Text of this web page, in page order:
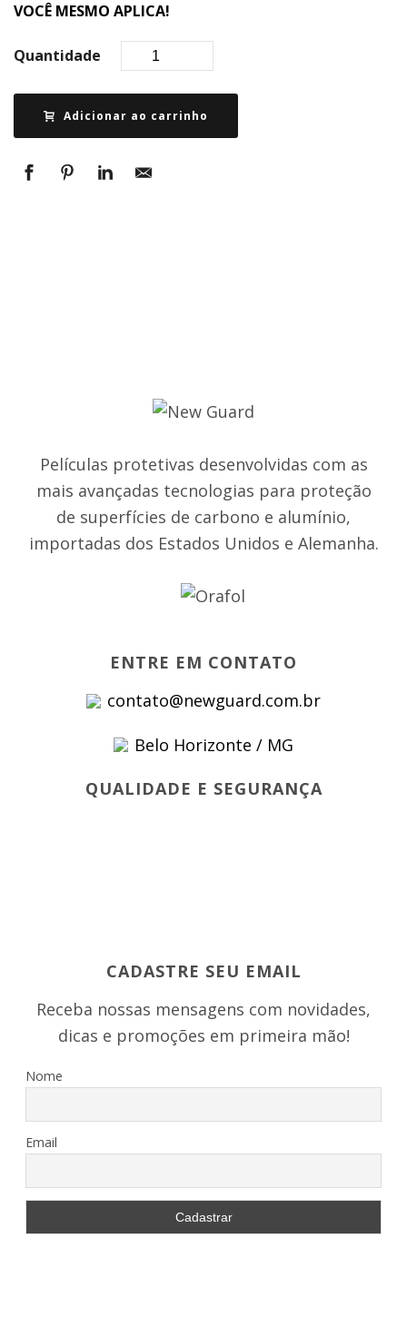
VOCÊ MESMO APLICA!
Quantidade
Adicionar ao carrinho
Películas protetivas desenvolvidas com as
mais avançadas tecnologias para proteção
de superfícies de carbono e alumínio,
importadas dos Estados Unidos e Alemanha.
ENTRE EM CONTATO
contato@newguard.com.br
Belo Horizonte / MG
QUALIDADE E SEGURANÇA
CADASTRE SEU EMAIL
Receba nossas mensagens com novidades,
dicas e promoções em primeira mão!
Nome
Email